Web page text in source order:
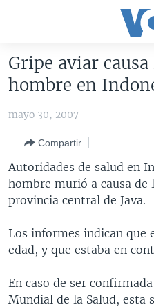
accesibilidad
Salte
principal
Salte
navegador
principal
Salte
búsqueda
AMÉRICA DEL NORTE
MÉXICO
HAITÍ
ELECCIONES EEUU
VOTO DIVIDIDO
VOA VERIFICA
VOA VERIFICA UCRANIA/
VOA VERIFICA
VOA VERIFICA AMÉRICA
AMÉRICA LATINA
ARGENTINA
BOLIVIA
CHILE
ECUADOR
CHINA EN AMÉRICA LATINA
CENTROAMÉRICA
EL SALVADOR
HONDURAS
INMIGRACIÓN
MUNDO
ESPECIALES DE LA VOA
UCRANIA
Gripe aviar
hombre en
mayo 30, 2007
Compartir
Autoridades de salud en
hombre murió a causa de
provincia central de Java.
Los informes indican que
edad, y que estaba en
En caso de ser
Mundial de la Salud, esta